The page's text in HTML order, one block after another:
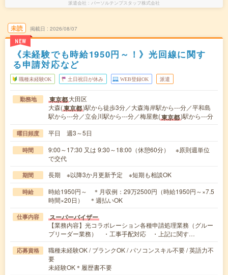
派遣会社 パーソルテンプスタッフ株式会社
未読
NEW
掲載日 2026/08/07
《未経験でも時給1950円～！》光回線に関す
る申請対応など
職種未経験OK 土日祝日が休み WEB登録OK 派遣
勤務地 東京都大田区
大森(東京都)駅から徒歩3分／大森海岸駅から---分／平和島
駅から---分／立会川駅から---分／梅屋敷(東京都)駅から---分
曜日頻度 平日 週3～5日
時間
9:00～17:30 又は 9:30～18:00（休憩60分） ※原則週単位
で交代
期間 長期 ※以降3か月更新予定 ※短期も相談OK
時給
時給1950円～ ＊月収例：29万2500円（時給1950円～×7.5
時間×20日） ＊週払いOK
仕事内容 スーパーバイザー
【業務内容】光コラボレーション各種申請処理業務（グルー
プリーダー業務） ・工事手配対応 ・上記に関す…
応募資格
職種未経験OK / ブランクOK / パソコンスキル不要 / 英語力不
要
未経験OK＊履歴書不要